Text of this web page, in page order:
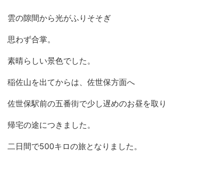
雲の隙間から光がふりそそぎ
思わず合掌。
素晴らしい景色でした。
稲佐山を出てからは、佐世保方面へ
佐世保駅前の五番街で少し遅めのお昼を取り
帰宅の途につきました。
二日間で500キロの旅となりました。